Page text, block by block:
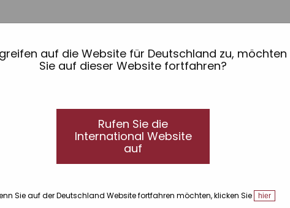
auf die Website für Deutschland zu, möchten
Sie auf dieser Website fortfahren?
Rufen Sie die
International Website
auf
Sie auf der Deutschland Website fortfahren möchten, klicken Sie hier